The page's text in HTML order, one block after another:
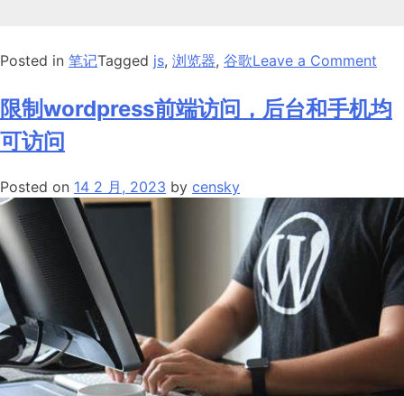
Posted in 笔记Tagged js, 浏览器, 谷歌Leave a Comment
歌
浏
制
台
中
将
Js
中
的
限制wordpress前端访问，后台和手机均
可访问
Posted on 14 2 月, 2023 by censky